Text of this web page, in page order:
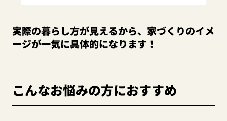
実際の暮らし方が見えるから、家づくりのイメ
ージが一気に具体的になります！
こんなお悩みの方におすすめ